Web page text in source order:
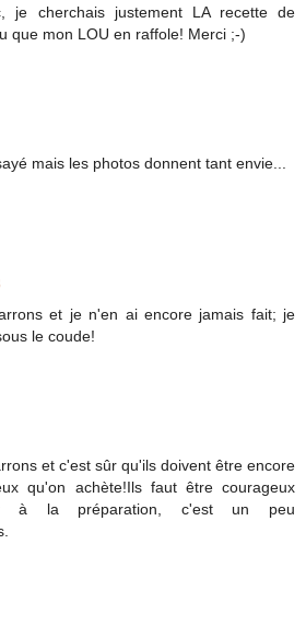
je cherchais justement LA recette de
que mon LOU en raffole! Merci ;-)
mais les photos donnent tant envie...
et je n'en ai encore jamais fait; je
le coude!
et c'est sûr qu'ils doivent être encore
qu'on achète!Ils faut être courageux
à la préparation, c'est un peu